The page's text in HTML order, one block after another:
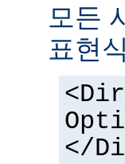
모든
표현
</